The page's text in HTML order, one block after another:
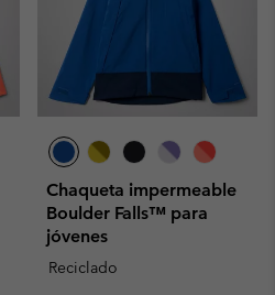
Chaqueta impermeable
Boulder Falls™ para
jóvenes
Reciclado